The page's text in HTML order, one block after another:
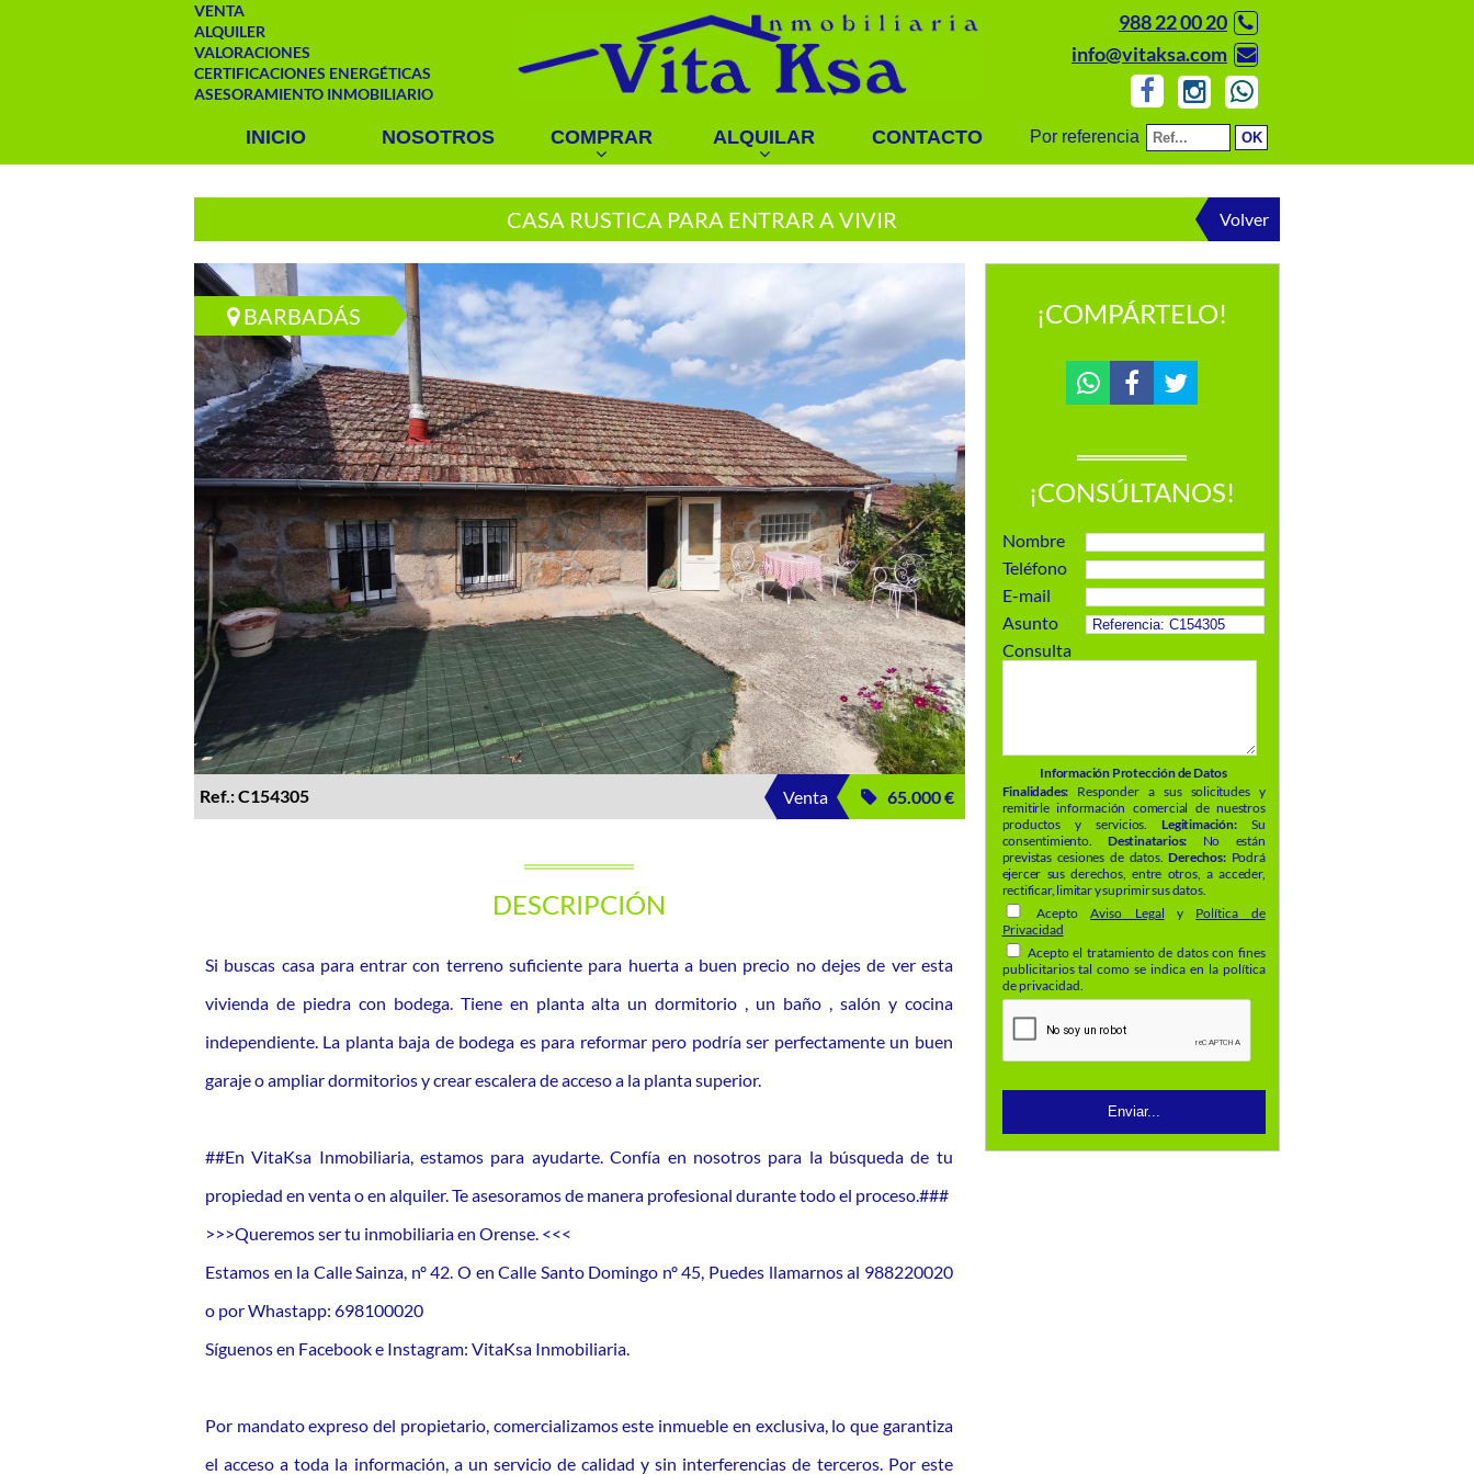
VENTA
ALQUILER
VALORACIONES
CERTIFICACIONES ENERGÉTICAS
ASESORAMIENTO INMOBILIARIO
988 22 00 20
info@vitaksa.com
INICIO NOSOTROS COMPRAR ALQUILAR CONTACTO Por referencia
CASA RUSTICA PARA ENTRAR A VIVIR Volver
BARBADÁS
Ref.: C154305 Venta 65.000 €
DESCRIPCIÓN
Si buscas casa para entrar con terreno suficiente para huerta a buen precio no dejes de ver esta
vivienda de piedra con bodega. Tiene en planta alta un dormitorio , un baño , salón y cocina
independiente. La planta baja de bodega es para reformar pero podría ser perfectamente un buen
garaje o ampliar dormitorios y crear escalera de acceso a la planta superior.
##En VitaKsa Inmobiliaria, estamos para ayudarte. Confía en nosotros para la búsqueda de tu
propiedad en venta o en alquiler. Te asesoramos de manera profesional durante todo el proceso.###
>>>Queremos ser tu inmobiliaria en Orense. <<<
Estamos en la Calle Sainza, nº 42. O en Calle Santo Domingo nº 45, Puedes llamarnos al 988220020
o por Whastapp: 698100020
Síguenos en Facebook e Instagram: VitaKsa Inmobiliaria.
Por mandato expreso del propietario, comercializamos este inmueble en exclusiva, lo que garantiza
el acceso a toda la información, a un servicio de calidad y sin interferencias de terceros. Por este
¡COMPÁRTELO!
¡CONSÚLTANOS!
Nombre
Teléfono
E-mail
Asunto
Consulta
Información Protección de Datos
Finalidades: Responder a sus solicitudes y
remitirle información comercial de nuestros
productos y servicios.Legitimación:Su
consentimiento. Destinatarios: No están
previstas cesiones de datos.Derechos:Podrá
ejercer sus derechos, entre otros, a acceder,
rectificar, limitar y suprimir sus datos.
AceptoAviso Legal y Política de
Privacidad
Acepto el tratamiento de datos con fines
publicitarios tal como se indica en la política
de privacidad.